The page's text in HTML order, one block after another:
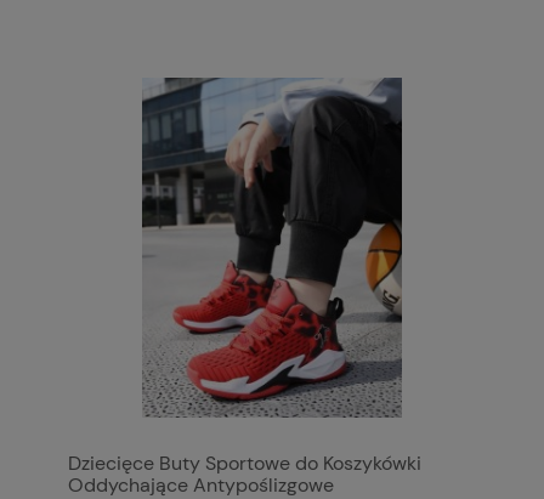
Dziecięce Buty Sportowe do Koszykówki
Oddychające Antypoślizgowe